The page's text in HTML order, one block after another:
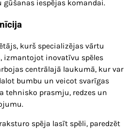
iespējas komandai.
kurš specializējas vārtu
izmantojot inovatīvu spēles
centrālajā laukumā, kur var
bumbu un veicot svarīgas
tehnisko prasmju, redzes un
spēja lasīt spēli, paredzēt